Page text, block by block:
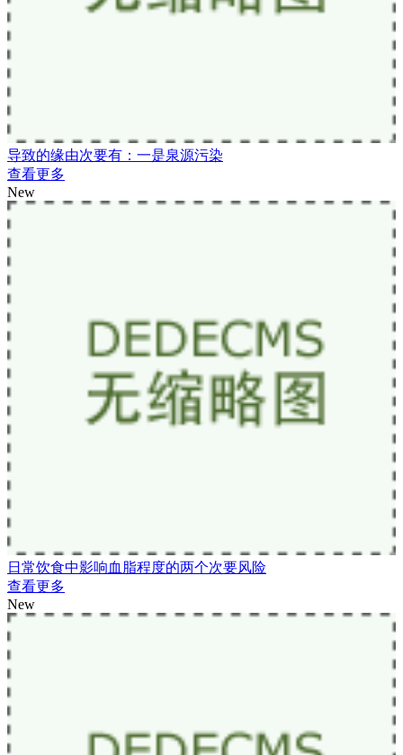
导致的缘由次要有：一是泉源污染
查看更多
New
日常饮食中影响血脂程度的两个次要风险
查看更多
New